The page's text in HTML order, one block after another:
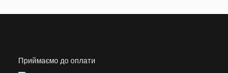
Приймаємо до оплати